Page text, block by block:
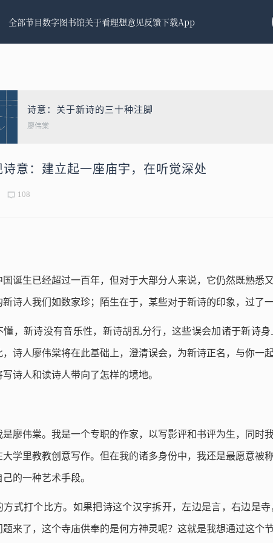
全部节目数字图书馆关于看理想意见反馈下载App
诗意：关于新诗的三十种注脚
廖伟棠
诗意：建立起一座庙宇，在听觉深处
108
国诞生已经超过一百年，但对于大部分人来说，它仍然既熟
新诗人我们如数家珍；陌生在于，某些对于新诗的印象，过了
懂，新诗没有音乐性，新诗胡乱分行，这些误会加诸于新诗
，诗人廖伟棠将在此基础上，澄清误会，为新诗正名，与你一
诗人和读诗人带向了怎样的境地。
是廖伟棠。我是一个专职的作家，以写影评和书评为生，同时
大学里教教创意写作。但在我的诸多身份中，我还是最愿意被
的一种艺术手段。
方式打个比方。如果把诗这个汉字拆开，左边是言，右边是
题来了，这个寺庙供奉的是何方神灵呢？这就是我想通过这个